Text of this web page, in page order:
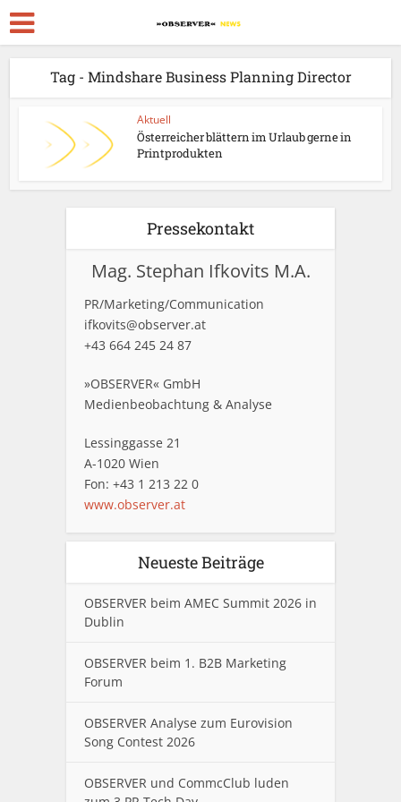
Tag - Mindshare Business Planning Director
Aktuell
Österreicher blättern im Urlaub gerne in
Printprodukten
Pressekontakt
Mag. Stephan Ifkovits M.A.
PR/Marketing/Communication
ifkovits@observer.at
+43 664 245 24 87
»OBSERVER« GmbH
Medienbeobachtung & Analyse
Lessinggasse 21
A-1020 Wien
Fon: +43 1 213 22 0
www.observer.at
Neueste Beiträge
OBSERVER beim AMEC Summit 2026 in
Dublin
OBSERVER beim 1. B2B Marketing
Forum
OBSERVER Analyse zum Eurovision
Song Contest 2026
OBSERVER und CommcClub luden